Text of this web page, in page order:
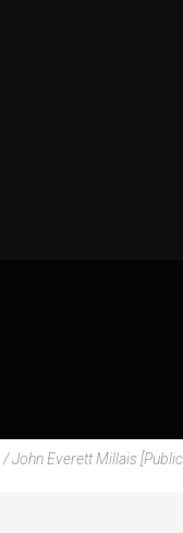
John Everett Millais